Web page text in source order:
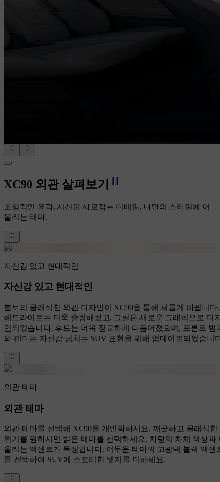
XC90 외관 살펴보기 []
조형적인 윤곽, 시선을 사로잡는 디테일, 나만의 스타일에 어
울리는 테마.
자신감 있고 현대적인
자신감 있고 현대적인
볼보의 클래식한 외관 디자인이 XC90을 통해 새롭게 바뀝니다.
헤드라이트는 더욱 슬림해졌고, 그릴은 새로운 그래픽으로 디
인되었습니다. 후드는 더욱 정교하게 다듬어졌으며, 프론트 범
와 펜더는 자신감 넘치는 SUV 표현을 위해 업데이트되었습니
외관 테마
외관 테마
외관 테마를 선택해 XC90을 개인화하세요. 깨끗하고 클래식한
위기를 원하시면 밝은 테마를 선택하세요. 차량의 차체 색상과
울리는 액센트가 특징입니다. 어두운 테마의 고광택 블랙 액센
를 선택하여 SUV에 스포티한 엣지를 더하세요.